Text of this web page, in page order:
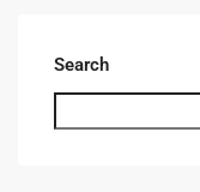
Search